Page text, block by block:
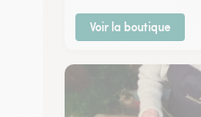
Voir la boutique